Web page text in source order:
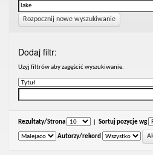
Rozpocznij nowe wyszukiwanie
Dodaj filtr:
Uzyj filtrów aby zagęścić wyszukiwanie.
Rezultaty/Strona Sortuj pozycje wg
Autorzy/rekord